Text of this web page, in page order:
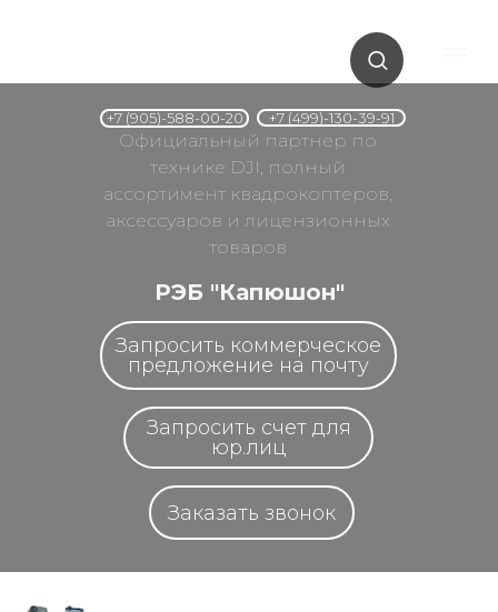
РЭБ "Капюшон"
Официальный партнер по
технике DJI, полный
ассортимент квадрокоптеров,
аксессуаров и лицензионных
товаров
Заказать звонок
Запросить коммерческое
предложение на почту
Запросить счет для
юр.лиц
+7 (499)-130-39-91
+7 (905)-588-00-20